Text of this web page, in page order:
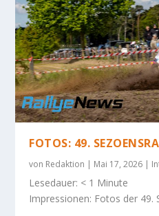
FOTOS: 49.
von Redaktion | Mai 17, 2026 |
Lesedauer: < 1 Minute
Impressionen: Fotos der 49.